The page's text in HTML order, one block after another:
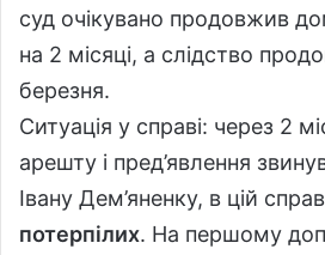
суд очікувано продовжив
на 2 місяці, а слідство
березня.
Ситуація у справі: через 2
арешту і пред’явлення
Івану Дем’яненку, в цій
потерпілих. На першому